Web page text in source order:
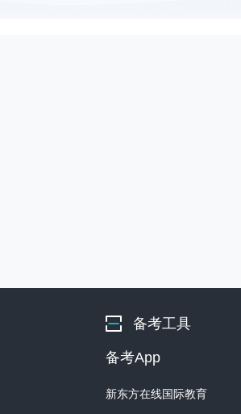
备考工具
备考App
新东方在线国际教育